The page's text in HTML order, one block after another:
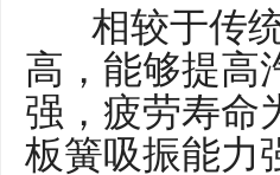
相较于传统
高，能够提高
强，疲劳寿命
板簧吸振能力